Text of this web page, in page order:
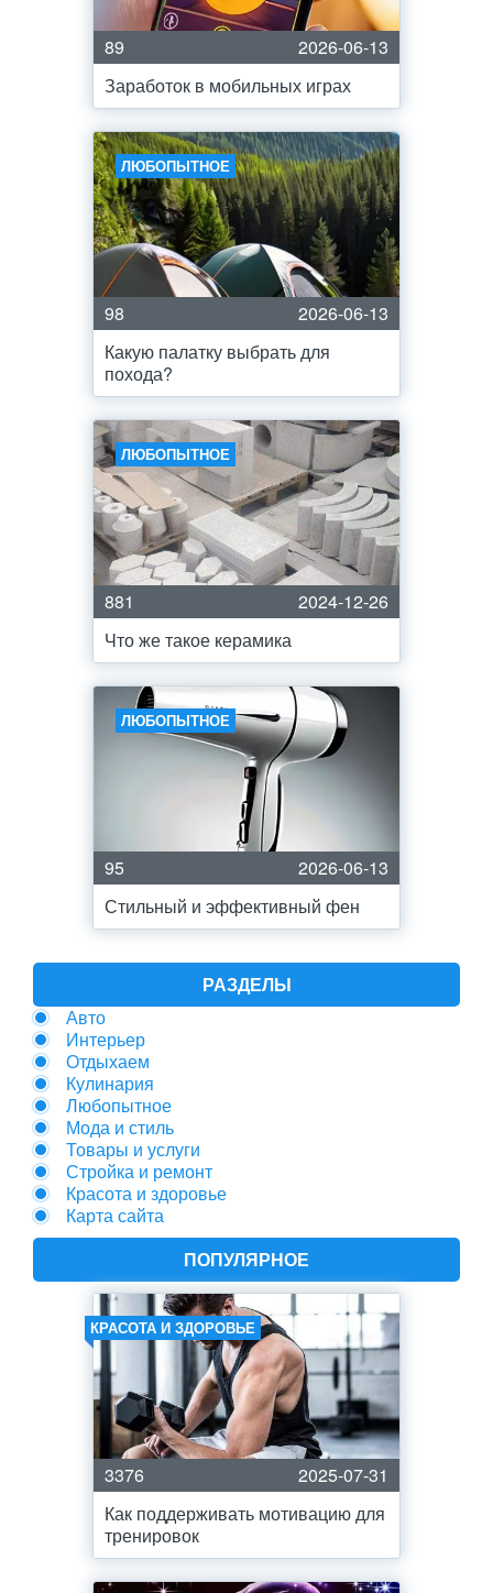
89
2026-06-13
Заработок в мобильных играх
ЛЮБОПЫТНОЕ
98
2026-06-13
Какую палатку выбрать для
похода?
ЛЮБОПЫТНОЕ
881
2024-12-26
Что же такое керамика
ЛЮБОПЫТНОЕ
95
2026-06-13
Стильный и эффективный фен
РАЗДЕЛЫ
Авто
Интерьер
Отдыхаем
Кулинария
Любопытное
Мода и стиль
Товары и услуги
Стройка и ремонт
Красота и здоровье
Карта сайта
ПОПУЛЯРНОЕ
КРАСОТА И ЗДОРОВЬЕ
3376
2025-07-31
Как поддерживать мотивацию для
тренировок